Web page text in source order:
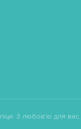
З любов'ю для вас,